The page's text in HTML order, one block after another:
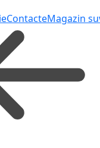
ContacteMagazin